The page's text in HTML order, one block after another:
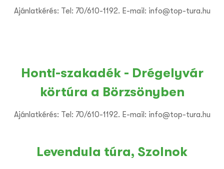
Ajánlatkérés: Tel: 70/610-1192. E-mail: info@top-tura.hu
Honti-szakadék - Drégelyvár
körtúra a Börzsönyben
Ajánlatkérés: Tel: 70/610-1192. E-mail: info@top-tura.hu
Levendula túra, Szolnok